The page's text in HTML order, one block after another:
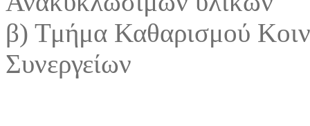
β) Τμήμα Καθαρισμού
Συνεργείων